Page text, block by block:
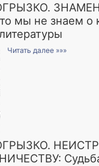
мы не знаем о
Читать далее »»»
Судьба